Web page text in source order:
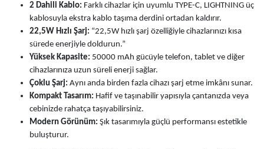
2 Dahili Kablo: Farklı cihazlar için uyumlu TYPE-C, LIGHTNING üç
kablosuyla ekstra kablo taşıma derdini ortadan kaldırır.
22,5W Hızlı Şarj: “22,5W hızlı şarj özelliğiyle cihazlarınızı kısa
sürede enerjiyle doldurun.”
Yüksek Kapasite: 50000 mAh gücüyle telefon, tablet ve diğer
cihazlarınıza uzun süreli enerji sağlar.
Çoklu Şarj: Aynı anda birden fazla cihazı şarj etme imkânı sunar.
Kompakt Tasarım: Hafif ve taşınabilir yapısıyla çantanızda veya
cebinizde rahatça taşıyabilirsiniz.
Modern Görünüm: Şık tasarımıyla güçlü performansı estetikle
buluşturur.